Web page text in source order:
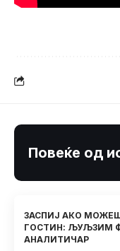
Повеќе од
ЗАСПИЈ АКО МОЖЕШ
ГОСТИН: ЉУЉЗИМ
АНАЛИТИЧАР